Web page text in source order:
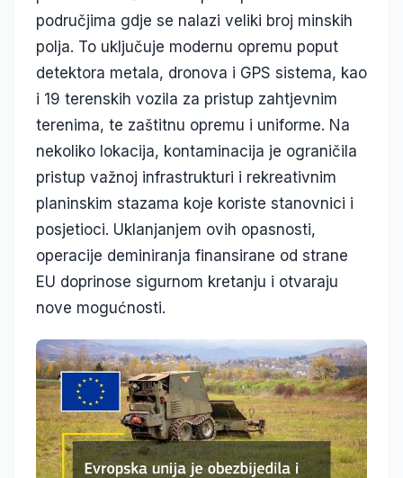
područjima gdje se nalazi veliki broj minskih
polja. To uključuje modernu opremu poput
detektora metala, dronova i GPS sistema, kao
i 19 terenskih vozila za pristup zahtjevnim
terenima, te zaštitnu opremu i uniforme. Na
nekoliko lokacija, kontaminacija je ograničila
pristup važnoj infrastrukturi i rekreativnim
planinskim stazama koje koriste stanovnici i
posjetioci. Uklanjanjem ovih opasnosti,
operacije deminiranja finansirane od strane
EU doprinose sigurnom kretanju i otvaraju
nove mogućnosti.